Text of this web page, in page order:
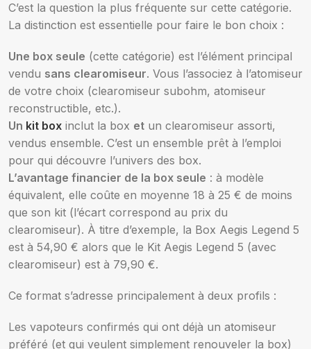
C’est la question la plus fréquente sur cette catégorie.
La distinction est essentielle pour faire le bon choix :
Une box seule (cette catégorie) est l’élément principal
vendu sans clearomiseur. Vous l’associez à l’atomiseur
de votre choix (clearomiseur subohm, atomiseur
reconstructible, etc.).
Un kit box inclut la box et un clearomiseur assorti,
vendus ensemble. C’est un ensemble prêt à l’emploi
pour qui découvre l’univers des box.
L’avantage financier de la box seule : à modèle
équivalent, elle coûte en moyenne 18 à 25 € de moins
que son kit (l’écart correspond au prix du
clearomiseur). À titre d’exemple, la Box Aegis Legend 5
est à 54,90 € alors que le Kit Aegis Legend 5 (avec
clearomiseur) est à 79,90 €.
Ce format s’adresse principalement à deux profils :
Les vapoteurs confirmés qui ont déjà un atomiseur
préféré (et qui veulent simplement renouveler la box)